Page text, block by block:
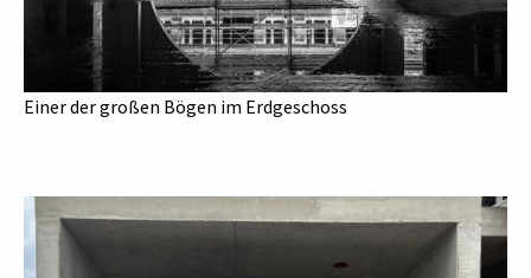
Einer der großen Bögen im Erdgeschoss